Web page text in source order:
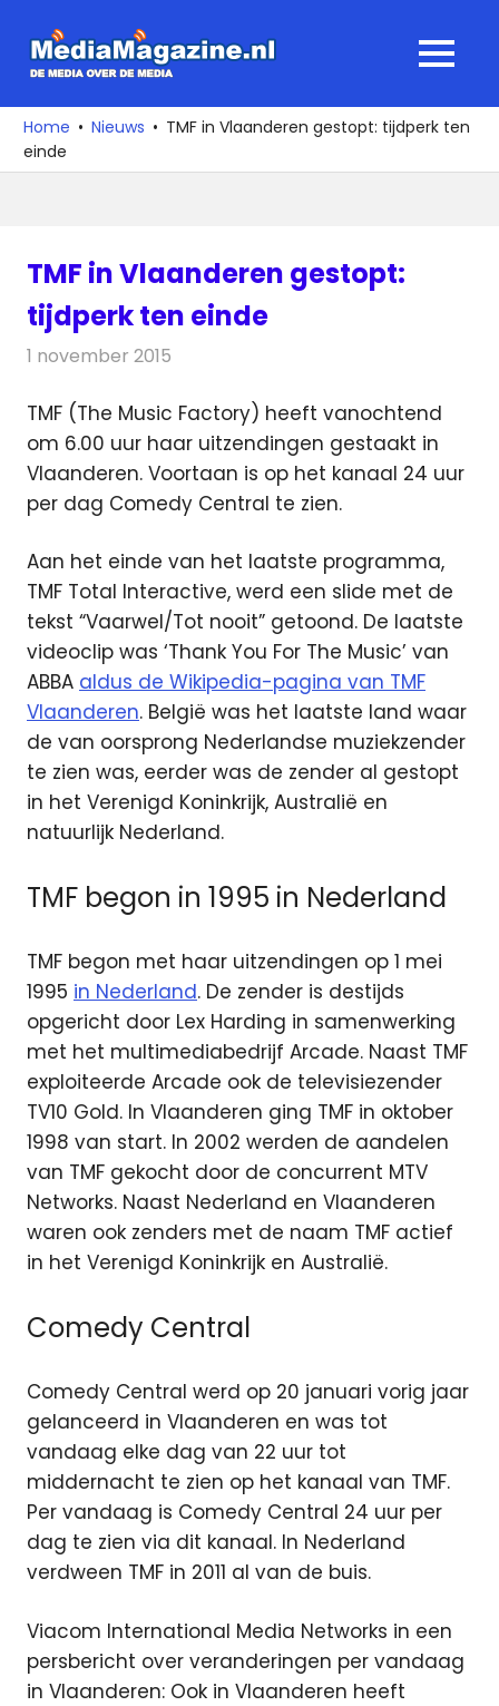
naar
media
over
de
MENU
Home Nieuws
TMF in Vlaanderen gestopt: tijdperk ten
einde
TMF in Vlaanderen gestopt:
tijdperk ten einde
1 november 2015
TMF (The Music Factory) heeft vanochtend
om 6.00 uur haar uitzendingen gestaakt in
Vlaanderen. Voortaan is op het kanaal 24 uur
per dag Comedy Central te zien.
Aan het einde van het laatste programma,
TMF Total Interactive, werd een slide met de
tekst “Vaarwel/Tot nooit” getoond. De laatste
videoclip was ‘Thank You For The Music’ van
ABBA aldus de Wikipedia-pagina van TMF
Vlaanderen. België was het laatste land waar
de van oorsprong Nederlandse muziekzender
te zien was, eerder was de zender al gestopt
in het Verenigd Koninkrijk, Australië en
natuurlijk Nederland.
TMF begon in 1995 in Nederland
TMF begon met haar uitzendingen op 1 mei
1995 in Nederland. De zender is destijds
opgericht door Lex Harding in samenwerking
met het multimediabedrijf Arcade. Naast TMF
exploiteerde Arcade ook de televisiezender
TV10 Gold. In Vlaanderen ging TMF in oktober
1998 van start. In 2002 werden de aandelen
van TMF gekocht door de concurrent MTV
Networks. Naast Nederland en Vlaanderen
waren ook zenders met de naam TMF actief
in het Verenigd Koninkrijk en Australië.
Comedy Central
Comedy Central werd op 20 januari vorig jaar
gelanceerd in Vlaanderen en was tot
vandaag elke dag van 22 uur tot
middernacht te zien op het kanaal van TMF.
Per vandaag is Comedy Central 24 uur per
dag te zien via dit kanaal. In Nederland
verdween TMF in 2011 al van de buis.
Viacom International Media Networks in een
persbericht over veranderingen per vandaag
in Vlaanderen: Ook in Vlaanderen heeft